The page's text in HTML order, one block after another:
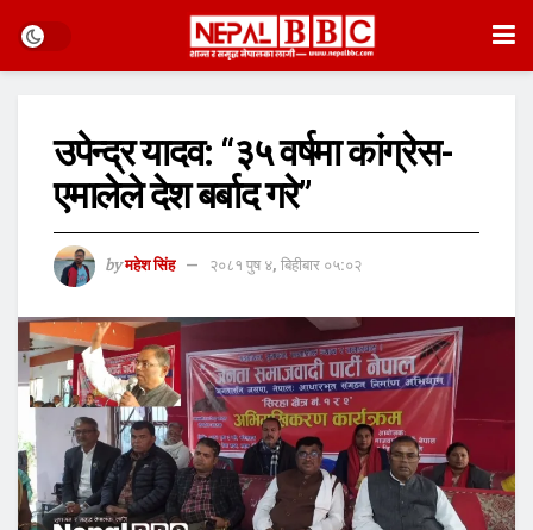
उपेन्द्र यादव: “३५ वर्षमा कांग्रेस-
एमालेले देश बर्बाद गरे”
by महेश सिंह २०८१ पुष ४, बिहीबार ०५:०२